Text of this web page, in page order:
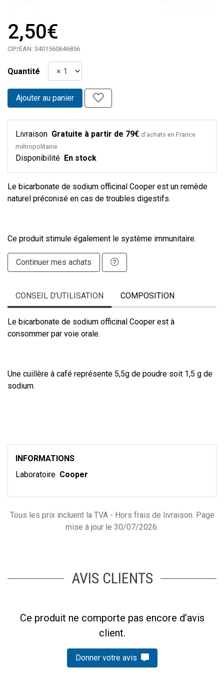
2,50€
CIP/EAN: 3401560646856
Quantité
Ajouter au panier
Livraison Gratuite à partir de 79€ d’achats en France
métropolitaine
Disponibilité En stock
Le bicarbonate de sodium officinal Cooper est un remède
naturel préconisé en cas de troubles digestifs.
Ce produit stimule également le système immunitaire.
Continuer mes achats
CONSEIL D’UTILISATION COMPOSITION
Le bicarbonate de sodium officinal Cooper est à
consommer par voie orale.
Une cuillère à café représente 5,5g de poudre soit 1,5 g de
sodium.
INFORMATIONS
Laboratoire Cooper
Tous les prix incluent la TVA - Hors frais de livraison. Page
mise à jour le 30/07/2026.
AVIS CLIENTS
Ce produit ne comporte pas encore d’avis
client.
Donner votre avis